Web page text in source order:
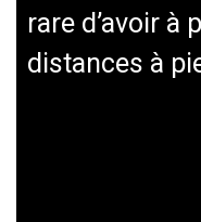
rare d’avoir à
distances à